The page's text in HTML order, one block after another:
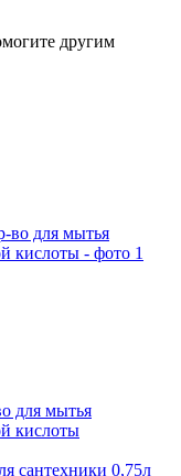
другим
для мытья
кислоты